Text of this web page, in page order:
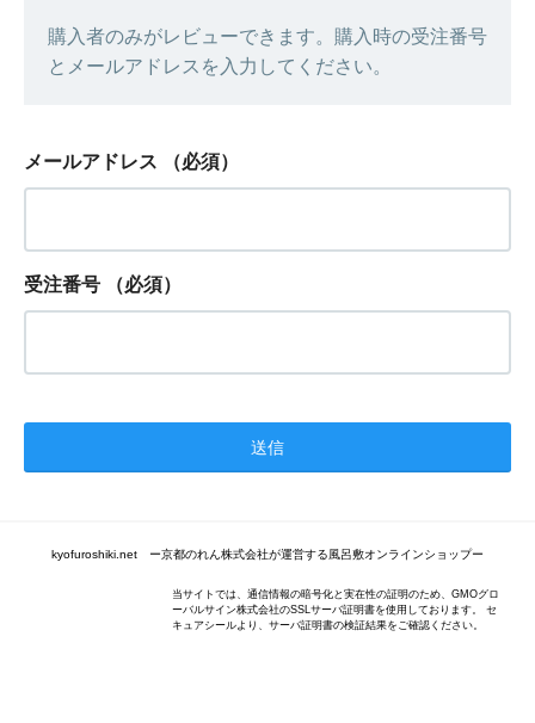
購入者のみがレビューできます。購入時の受注番号
とメールアドレスを入力してください。
メールアドレス （必須）
受注番号 （必須）
kyofuroshiki.net ー京都のれん株式会社が運営する風呂敷オンラインショップー
当サイトでは、通信情報の暗号化と実在性の証明のため、GMOグロ
ーバルサイン株式会社のSSLサーバ証明書を使用しております。 セ
キュアシールより、サーバ証明書の検証結果をご確認ください。